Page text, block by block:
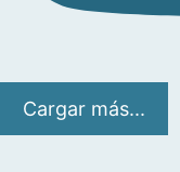
Cargar más...